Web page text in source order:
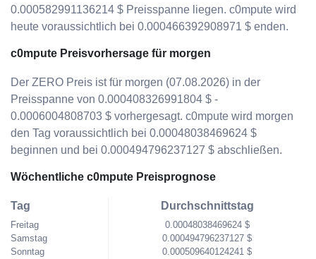
0.000582991136214 $ Preisspanne liegen. c0mpute wird
heute voraussichtlich bei 0.000466392908971 $ enden.
c0mpute Preisvorhersage für morgen
Der ZERO Preis ist für morgen (07.08.2026) in der
Preisspanne von 0.000408326991804 $ -
0.0006004808703 $ vorhergesagt. c0mpute wird morgen
den Tag voraussichtlich bei 0.00048038469624 $
beginnen und bei 0.000494796237127 $ abschließen.
Wöchentliche c0mpute Preisprognose
Tag
Freitag
Samstag
Sonntag
Durchschnittstag
0.00048038469624 $
0.000494796237127 $
0.000509640124241 $